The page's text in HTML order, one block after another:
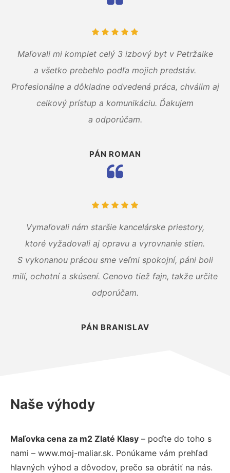
Maľovali mi komplet celý 3 izbový byt v Petržalke
a všetko prebehlo podľa mojich predstáv.
Profesionálne a dôkladne odvedená práca, chválim aj
celkový prístup a komunikáciu. Ďakujem
a odporúčam.
PÁN ROMAN
Vymaľovali nám staršie kancelárske priestory,
ktoré vyžadovali aj opravu a vyrovnanie stien.
S vykonanou prácou sme veľmi spokojní, páni boli
milí, ochotní a skúsení. Cenovo tiež fajn, takže určite
odporúčam.
PÁN BRANISLAV
Naše výhody
Maľovka cena za m2 Zlaté Klasy – poďte do toho s
nami – www.moj-maliar.sk. Ponúkame vám prehľad
hlavných výhod a dôvodov, prečo sa obrátiť na nás.